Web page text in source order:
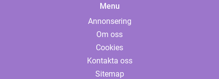
Menu
Annonsering
Om oss
Cookies
Kontakta oss
Sitemap